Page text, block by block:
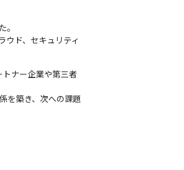
ウド、セキュリティ
ナー企業や第三者
を築き、次への課題